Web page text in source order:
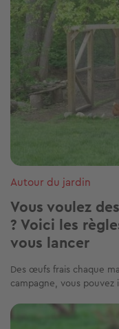
Autour du jardin
Vous voulez
? Voici les
vous lancer
Des œufs frais chaque
campagne, vous pouvez
Image